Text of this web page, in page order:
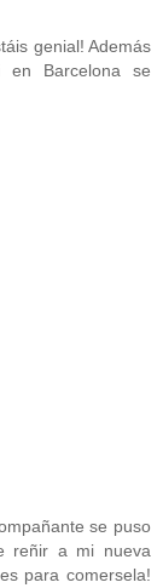
genial! Además
Barcelona se
se puso
reñir a mi nueva
para comersela!